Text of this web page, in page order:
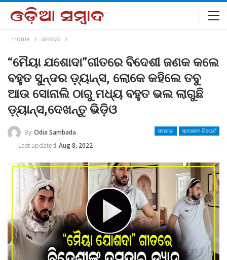
Home ସମାଚାର
“ମୈୟା ଯଶୋଦା”ଗୀତରେ ବିଦେଶୀ ଜଣକ କଲେ
ବହୁତ ସୁନ୍ଦର ଡ଼୍ୟାନ୍ସ, ଲୋକେ କହିଲେ ତବୁ
ଆଉ ସୋନାଲି ଠାରୁ ମଧ୍ୟ ବହୁତ ଭଲ ଲାଗୁଛି
ଡ଼୍ୟାନ୍ସ,ଦେଖନ୍ତୁ ଭିଡ଼ିଓ
ସମାଚାର ସ୍ପେଶାଲ ରିପୋର୍ଟ
By Odia Sambada
Last updated Aug 8, 2022